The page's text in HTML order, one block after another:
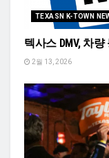
TEXASN K-TOWN
텍사스 DMV, 차
2월 13, 2026